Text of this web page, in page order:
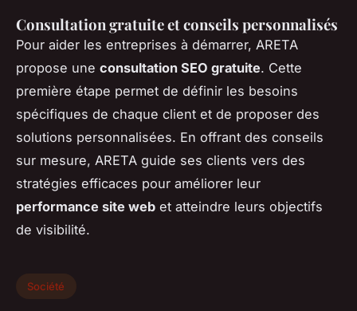
Consultation gratuite et conseils personnalisés
Pour aider les entreprises à démarrer, ARETA
propose une consultation SEO gratuite. Cette
première étape permet de définir les besoins
spécifiques de chaque client et de proposer des
solutions personnalisées. En offrant des conseils
sur mesure, ARETA guide ses clients vers des
stratégies efficaces pour améliorer leur
performance site web et atteindre leurs objectifs
de visibilité.
Société